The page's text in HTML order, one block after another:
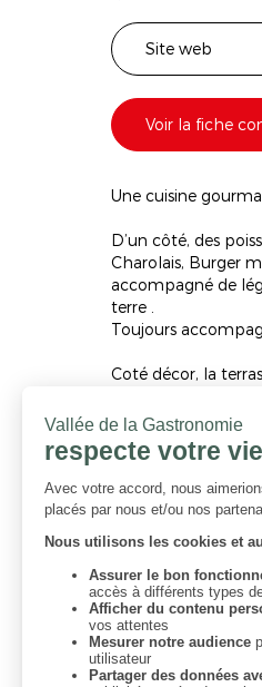
Site web
Voir la fiche
Une cuisine
D’un côté, des
Charolais, Burger
accompagné de
terre .
Toujours
Coté décor, la
(Privatisation,
La salle dirigée par
saison.
L’embarcadère
familles, entreprise)
Mi cuit de Thon
Emblématique
Rigatoni pour «
Cabillaud en aïoli
Grenouilles en